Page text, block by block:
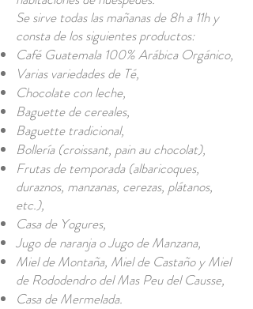
Se sirve todas las mañanas de 8h a 11h y
consta de los siguientes productos:
Café Guatemala 100% Arábica Orgánico,
Varias variedades de Té,
Chocolate con leche,
Baguette de cereales,
Baguette tradicional,
Bollería (croissant, pain au chocolat),
Frutas de temporada (albaricoques,
duraznos, manzanas, cerezas, plátanos,
etc.),
Casa de Yogures,
Jugo de naranja o Jugo de Manzana,
Miel de Montaña, Miel de Castaño y Miel
de Rododendro del Mas Peu del Causse,
Casa de Mermelada.